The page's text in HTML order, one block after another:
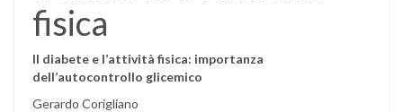
fisica
Il diabete e l’attività fisica: importanza
dell’autocontrollo glicemico
Gerardo Corigliano